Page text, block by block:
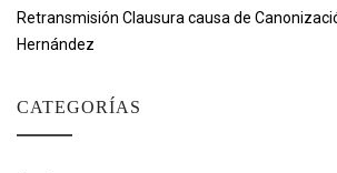
Retransmisión Clausura causa de
Hernández
CATEGORÍAS